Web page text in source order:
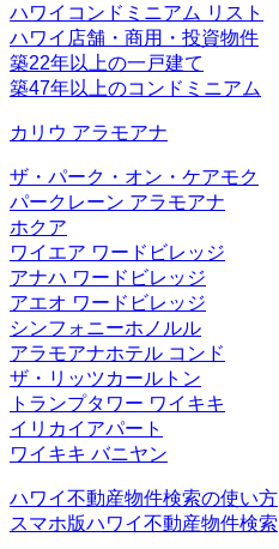
ハワイコンドミニアム リスト
ハワイ店舗・商用・投資物件
築22年以上の一戸建て
築47年以上のコンドミニアム
カリウ アラモアナ
ザ・パーク・オン・ケアモク
パークレーン アラモアナ
ホクア
ワイエア ワードビレッジ
アナハ ワードビレッジ
アエオ ワードビレッジ
シンフォニーホノルル
アラモアナホテル コンド
ザ・リッツカールトン
トランプタワー ワイキキ
イリカイアパート
ワイキキ バニヤン
ハワイ不動産物件検索の使い方
スマホ版ハワイ不動産物件検索